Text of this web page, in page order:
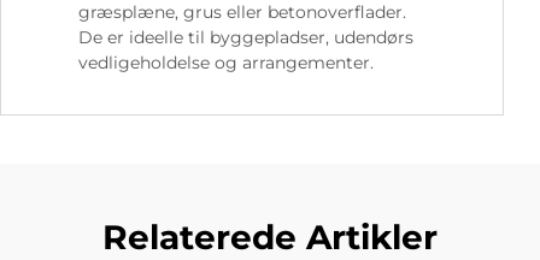
græsplæne, grus eller betonoverflader.
De er ideelle til byggepladser, udendørs
vedligeholdelse og arrangementer.
Relaterede Artikler